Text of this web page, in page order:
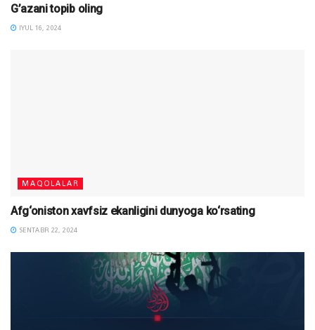
G’azani topib oling
IYUL 16, 2024
MAQOLALAR
Afg‘oniston xavfsiz ekanligini dunyoga ko‘rsating
SENTABR 22, 2024